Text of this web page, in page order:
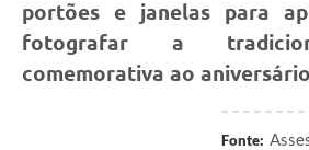
portões e janelas para
fotografar a
comemorativa ao
Fonte: